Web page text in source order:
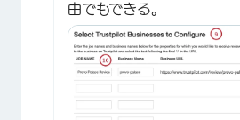
由でもできる。